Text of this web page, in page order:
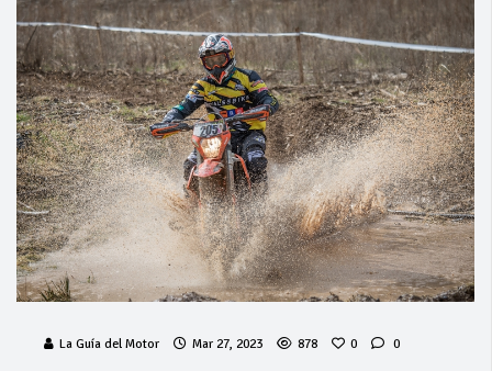
La Guía del Motor Mar 27, 2023 878 0 0